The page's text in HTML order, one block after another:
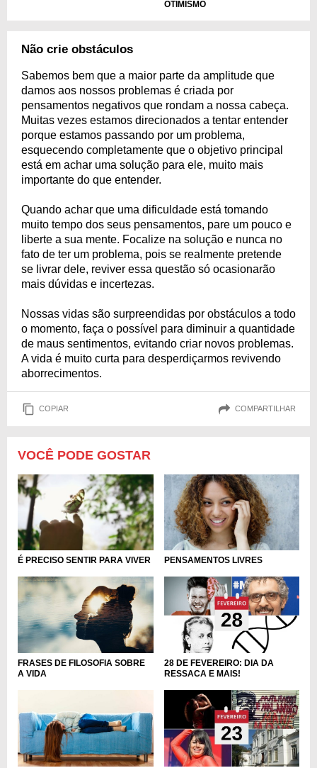
OTIMISMO
Não crie obstáculos
Sabemos bem que a maior parte da amplitude que
damos aos nossos problemas é criada por
pensamentos negativos que rondam a nossa cabeça.
Muitas vezes estamos direcionados a tentar entender
porque estamos passando por um problema,
esquecendo completamente que o objetivo principal
está em achar uma solução para ele, muito mais
importante do que entender.
Quando achar que uma dificuldade está tomando
muito tempo dos seus pensamentos, pare um pouco e
liberte a sua mente. Focalize na solução e nunca no
fato de ter um problema, pois se realmente pretende
se livrar dele, reviver essa questão só ocasionarão
mais dúvidas e incertezas.
Nossas vidas são surpreendidas por obstáculos a todo
o momento, faça o possível para diminuir a quantidade
de maus sentimentos, evitando criar novos problemas.
A vida é muito curta para desperdiçarmos revivendo
aborrecimentos.
COPIAR COMPARTILHAR
VOCÊ PODE GOSTAR
É PRECISO SENTIR PARA VIVER PENSAMENTOS LIVRES
FRASES DE FILOSOFIA SOBRE
A VIDA
28 DE FEVEREIRO: DIA DA
RESSACA E MAIS!